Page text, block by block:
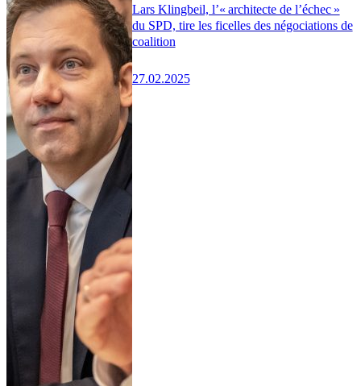
Lars Klingbeil, l’« architecte de l’échec »
du SPD, tire les ficelles des négociations de
coalition
27.02.2025